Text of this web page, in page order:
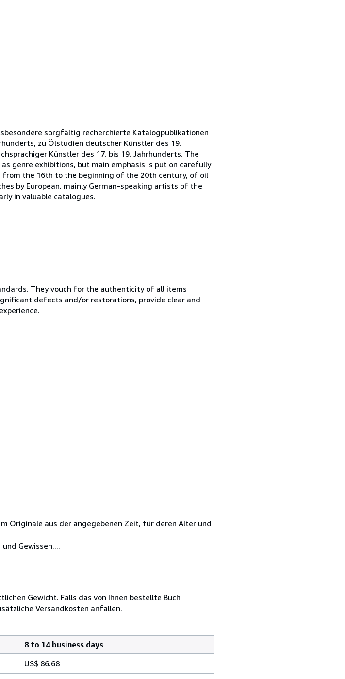
sorgfältig recherchierte Katalogpublikationen
zu Ölstudien deutscher Künstler des 19.
Künstler des 17. bis 19. Jahrhunderts. The
genre exhibitions, but main emphasis is put on carefully
the 16th to the beginning of the 20th century, of oil
by European, mainly German-speaking artists of the
in valuable catalogues.
They vouch for the authenticity of all items
defects and/or restorations, provide clear and
Originale aus der angegebenen Zeit, für deren Alter und
Gewissen....
Gewicht. Falls das von Ihnen bestellte Buch
Versandkosten anfallen.
8 to 14 business days
US$ 86.68